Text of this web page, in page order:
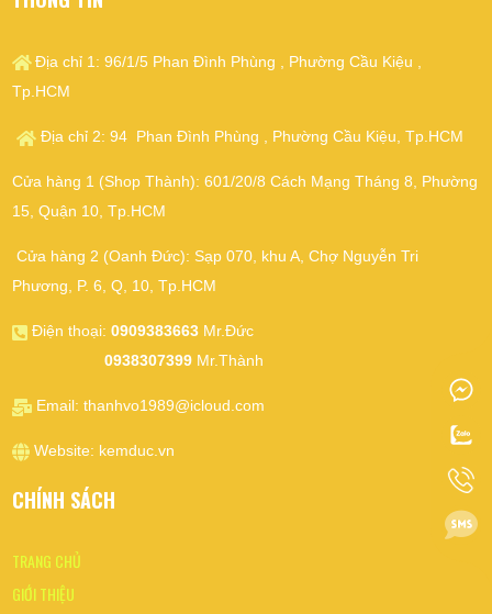
Địa chỉ 1: 96/1/5 Phan Đình Phùng , Phường Cầu Kiệu ,
Tp.HCM
Địa chỉ 2: 94 Phan Đình Phùng , Phường Cầu Kiệu, Tp.HCM
Cửa hàng 1 (Shop Thành): 601/20/8 Cách Mạng Tháng 8, Phường
15, Quận 10, Tp.HCM
Cửa hàng 2 (Oanh Đức): Sạp 070, khu A, Chợ Nguyễn Tri
Phương, P. 6, Q, 10, Tp.HCM
Điện thoại: 0909383663Mr.Đức
0938307399 Mr.Thành
Email: thanhvo1989@icloud.com
Website: kemduc.vn
CHÍNH SÁCH
TRANG CHỦ
GIỚI THIỆU